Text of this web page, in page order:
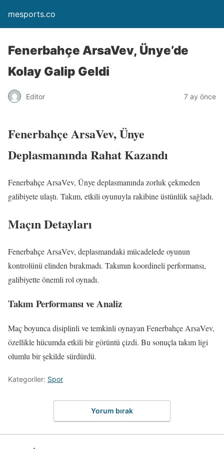
mesports.co
Fenerbahçe ArsaVev, Ünye’de
Kolay Galip Geldi
Editor 7 ay önce
Fenerbahçe ArsaVev, Ünye
Deplasmanında Rahat Kazandı
Fenerbahçe ArsaVev, Ünye deplasmanında zorluk çekmeden
galibiyete ulaştı. Takım, etkili oyunuyla rakibine üstünlük sağladı.
Maçın Detayları
Fenerbahçe ArsaVev, deplasmandaki mücadelede oyunun
kontrolünü elinden bırakmadı. Takımın koordineli performansı,
galibiyette önemli rol oynadı.
Takım Performansı ve Analiz
Maç boyunca disiplinli ve temkinli oynayan Fenerbahçe ArsaVev,
özellikle hücumda etkili bir görüntü çizdi. Bu sonuçla takım ligi
olumlu bir şekilde sürdürdü.
Kategoriler: Spor
Yorum bırak